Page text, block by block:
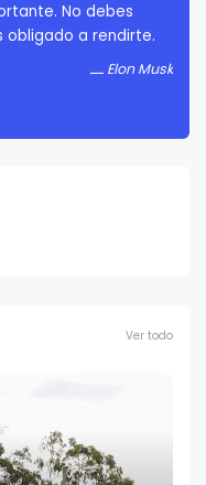
No debes
obligado a rendirte.
Elon Musk
Ver todo